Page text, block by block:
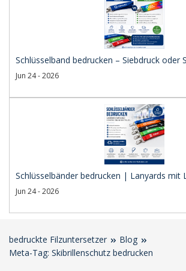
Schlüsselband bedrucken – Siebdruck oder
Jun 24 - 2026
Schlüsselbänder bedrucken | Lanyards mit
Jun 24 - 2026
bedruckte Filzuntersetzer
Blog
Meta-Tag: Skibrillenschutz bedrucken